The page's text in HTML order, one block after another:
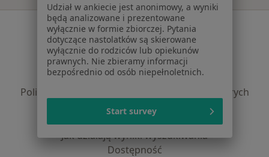
Serwis
Regulamin
Polityka prywatności pacjentów
Polityka prywatności profesjonalistów
Polityka prywatności dla profesjonalistów, których
dane pozyskaliśmy samodzielnie
Jak działają wyniki wyszukiwania
Dostępność
Udział w ankiecie jest anonimowy, a wyniki
będą analizowane i prezentowane
wyłącznie w formie zbiorczej. Pytania
dotyczące nastolatków są skierowane
wyłącznie do rodziców lub opiekunów
prawnych. Nie zbieramy informacji
bezpośrednio od osób niepełnoletnich.
Start survey